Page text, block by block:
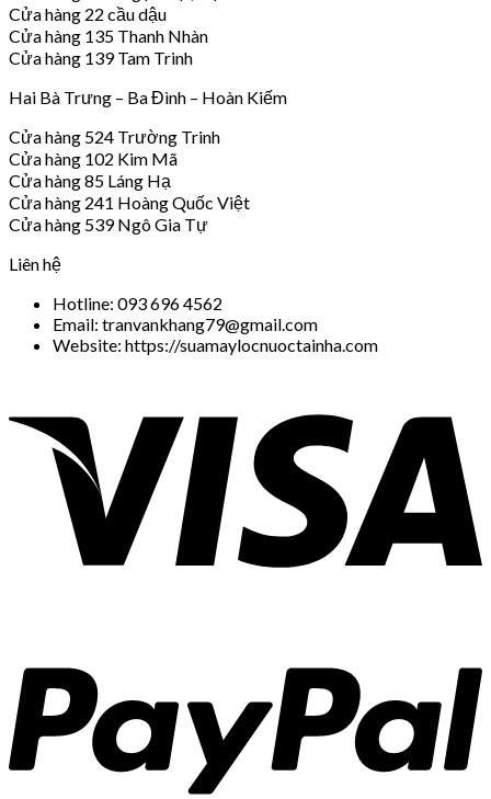
Cửa hàng 22 cầu dậu
Cửa hàng 135 Thanh Nhàn
Cửa hàng 139 Tam Trinh
Hai Bà Trưng – Ba Đình – Hoàn Kiếm
Cửa hàng 524 Trường Trinh
Cửa hàng 102 Kim Mã
Cửa hàng 85 Láng Hạ
Cửa hàng 241 Hoàng Quốc Việt
Cửa hàng 539 Ngô Gia Tự
Liên hệ
Hotline: 093 696 4562
Email: tranvankhang79@gmail.com
Website: https://suamaylocnuoctainha.com